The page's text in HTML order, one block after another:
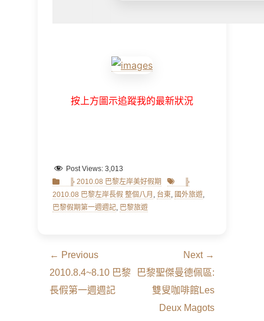
按上方圖示追蹤我的最新狀況
Post Views: 3,013
Categories
╠ 2010.08 巴黎左岸美好假期 Tags ╠
2010.08 巴黎左岸長假 整個八月 , 台東, 國外旅遊,
巴黎假期第一週週記, 巴黎旅遊
文
章
導
覽
← Previous
Previous
post:
2010.8.4~8.10 巴黎
長假第一週週記
Next →
Next
巴黎聖傑曼德佩區:
雙叟咖啡館Les
Deux Magots